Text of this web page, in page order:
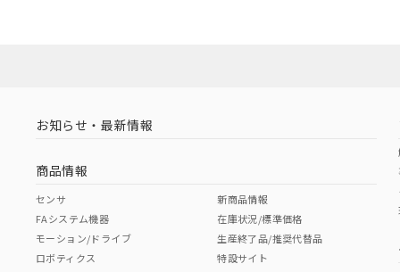
お知らせ・最新情報
商品情報
センサ
FAシステム機器
モーション/ドライブ
ロボティクス
新商品情報
在庫状況/標準価格
生産終了品/推奨代替品
特設サイト